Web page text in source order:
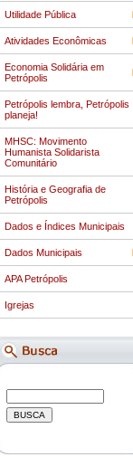
Utilidade Pública
Atividades Econômicas
Economia Solidária em
Petrópolis
Petrópolis lembra, Petrópolis
planeja!
MHSC: Movimento
Humanista Solidarista
Comunitário
História e Geografia de
Petrópolis
Dados e Índices Municipais
Dados Municipais
APA Petrópolis
Igrejas